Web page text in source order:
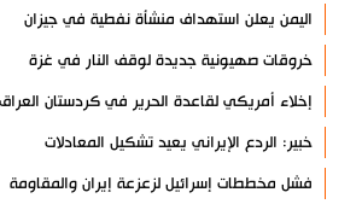
اليمن يعلن استهداف منشأة نفطية في جيزان
خروقات صهيونية جديدة لوقف النار في غزة
إخلاء أمريكي لقاعدة الحرير في كردستان العراق
خبير: الردع الإيراني يعيد تشكيل المعادلات
فشل مخططات إسرائيل لزعزعة إيران والمقاومة